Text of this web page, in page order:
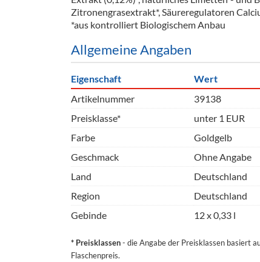
Kühlanhänger
Zitronengrasextrakt*, Säureregulatoren
*aus kontrolliert Biologischem Anbau
Allgemeine Angaben
Eigenschaft
Wert
Artikelnummer
39138
Preisklasse*
unter 1 EUR
Farbe
Goldgelb
Geschmack
Ohne Angabe
Land
Deutschland
Region
Deutschland
Gebinde
12 x 0,33 l
* Preisklassen- die Angabe der Preisklassen basiert
Flaschenpreis.